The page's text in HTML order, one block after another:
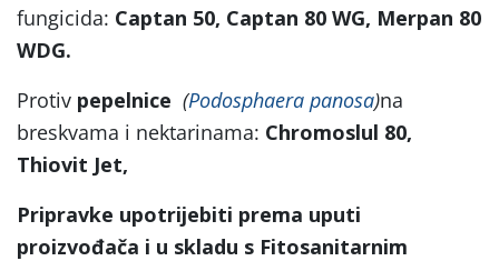
fungicida: Captan 50, Captan 80 WG, Merpan 80
WDG.
Protiv pepelnice (Podosphaera panosa)na
breskvama i nektarinama: Chromoslul 80,
Thiovit Jet,
Pripravke upotrijebiti prema uputi
proizvođača i u skladu s Fitosanitarnim